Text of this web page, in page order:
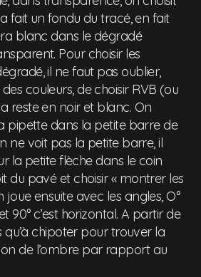
fait un fondu du tracé, en fait
blanc dans le dégradé
Pour choisir les
il ne faut pas oublier,
couleurs, de choisir RVB (ou
reste en noir et blanc. On
pipette dans la petite barre de
ne voit pas la petite barre, il
la petite flèche dans le coin
du pavé et choisir « montrer les
joue ensuite avec les angles, O°
90° c’est horizontal. A partir de
qu’à chipoter pour trouver la
de l’ombre par rapport au